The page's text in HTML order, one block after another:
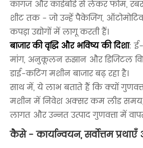
कागज और कार्डबोर्ड से लेकर फोम,
शीट तक - जो उन्हें पैकेजिंग,
कपड़ा उद्योगों में लागू करती हैं।
बाजार की वृद्धि और भविष्य की दिशा:
मांग, अनुकूलन रुझान और डिजिटल
डाई-कटिंग मशीन बाजार बढ़ रहा है।
साथ में, ये लाभ बताते हैं कि क्यों
मशीन में निवेश अक्सर कम लीड समय,
लागत और उन्नत उत्पाद गुणवत्ता में
कैसे - कार्यान्वयन, सर्वोत्तम